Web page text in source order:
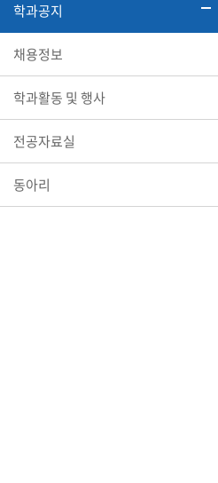
학과공지
채용정보
학과활동 및 행사
전공자료실
동아리